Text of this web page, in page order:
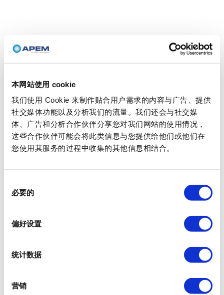
本网站使用 cookie
我们使用 Cookie 来制作贴合用户需求的内容与广告、提供
社交媒体功能以及分析我们的流量。我们还会与社交媒
体、广告和分析合作伙伴分享您对我们网站的使用情况，
这些合作伙伴可能会将此类信息与您提供给他们或他们在
您使用其服务的过程中收集的其他信息相结合。
必要的
偏好设置
统计数据
营销